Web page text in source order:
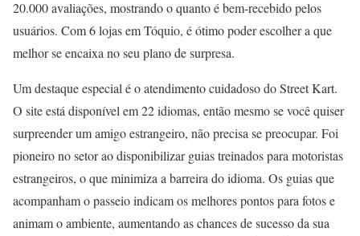
20.000 avaliações, mostrando o quanto é bem-recebido pelos
usuários. Com 6 lojas em Tóquio, é ótimo poder escolher a que
melhor se encaixa no seu plano de surpresa.
Um destaque especial é o atendimento cuidadoso do Street Kart.
O site está disponível em 22 idiomas, então mesmo se você quiser
surpreender um amigo estrangeiro, não precisa se preocupar. Foi
pioneiro no setor ao disponibilizar guias treinados para motoristas
estrangeiros, o que minimiza a barreira do idioma. Os guias que
acompanham o passeio indicam os melhores pontos para fotos e
animam o ambiente, aumentando as chances de sucesso da sua